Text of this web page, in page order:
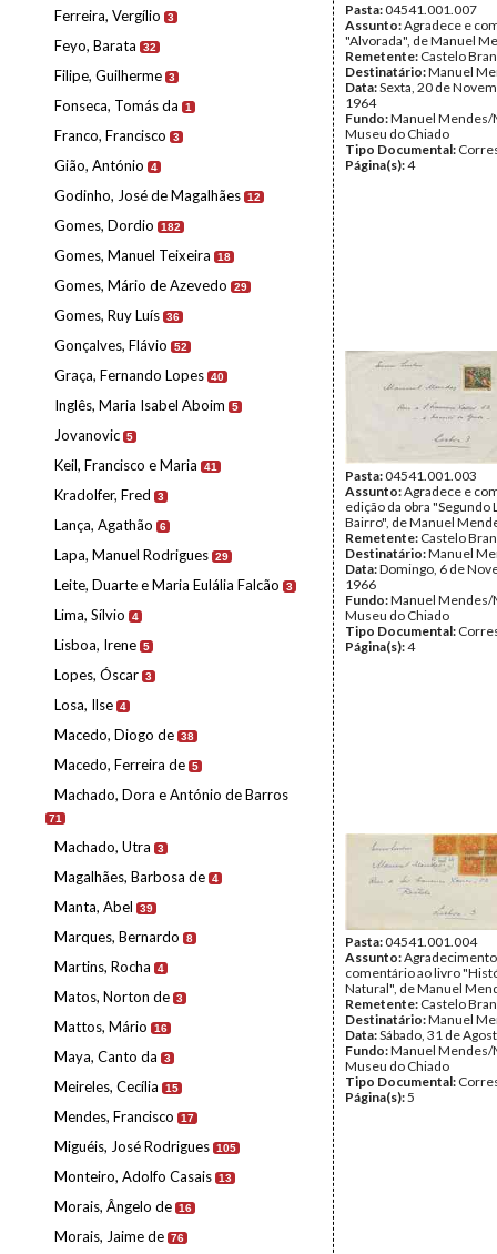
Ferreira, Vergílio 3
Feyo, Barata 32
Filipe, Guilherme 3
Fonseca, Tomás da 1
Franco, Francisco 3
Gião, António 4
Godinho, José de Magalhães 12
Gomes, Dordio 182
Gomes, Manuel Teixeira 18
Gomes, Mário de Azevedo 29
Gomes, Ruy Luís 36
Gonçalves, Flávio 52
Graça, Fernando Lopes 40
Inglês, Maria Isabel Aboim 5
Jovanovic 5
Keil, Francisco e Maria 41
Kradolfer, Fred 3
Lança, Agathão 6
Lapa, Manuel Rodrigues 29
Leite, Duarte e Maria Eulália Falcão 3
Lima, Sílvio 4
Lisboa, Irene 5
Lopes, Óscar 3
Losa, Ilse 4
Macedo, Diogo de 38
Macedo, Ferreira de 5
Machado, Dora e António de Barros
71
Machado, Utra 3
Magalhães, Barbosa de 4
Manta, Abel 39
Marques, Bernardo 8
Martins, Rocha 4
Matos, Norton de 3
Mattos, Mário 16
Maya, Canto da 3
Meireles, Cecília 15
Mendes, Francisco 17
Miguéis, José Rodrigues 105
Monteiro, Adolfo Casais 13
Morais, Ângelo de 16
Morais, Jaime de 76
Pasta:04541.001.007
Assunto:Agradece e
"Alvorada", de Manuel
Remetente: Castelo
Destinatário:Manuel
Data:Sexta, 20 de
1964
Fundo:Manuel Mendes/
Museu do Chiado
Tipo Documental:
Página(s):4
Pasta:04541.001.003
Assunto:Agradece e
edição da obra "Segundo
Bairro", de Manuel
Remetente: Castelo
Destinatário:Manuel
Data:Domingo, 6 de
1966
Fundo:Manuel Mendes/
Museu do Chiado
Tipo Documental:
Página(s):4
Pasta:04541.001.004
Assunto:
comentário ao livro
Natural", de Manuel
Remetente: Castelo
Destinatário:Manuel
Data:Sábado, 31 de
Fundo:Manuel Mendes/
Museu do Chiado
Tipo Documental:
Página(s):5